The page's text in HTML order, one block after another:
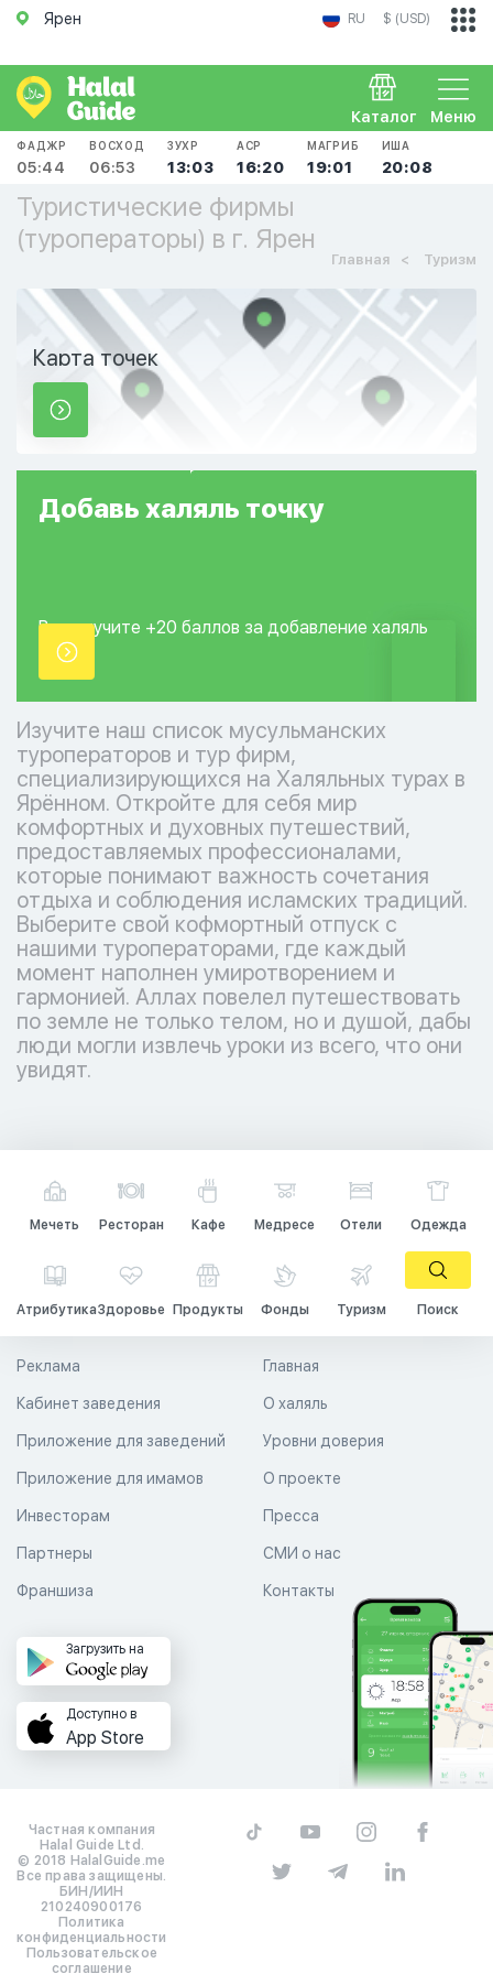
Ярен RU $ (USD)
Меню
Каталог
ФАДЖР
05:44
ВОСХОД
06:53
ЗУХР
13:03
АСР
16:20
МАГРИБ
19:01
ИША
20:08
Туристические фирмы
(туроператоры) в г. Ярен
Главная Туризм
Карта точек
Добавь халяль точку
Вы получите +20 баллов за добавление халяль
точки.
Изучите наш список мусульманских
туроператоров и тур фирм,
специализирующихся на Халяльных турах в
Ярённом. Откройте для себя мир
комфортных и духовных путешествий,
предоставляемых профессионалами,
которые понимают важность сочетания
отдыха и соблюдения исламских традиций.
Выберите свой кофмортный отпуск с
нашими туроператорами, где каждый
момент наполнен умиротворением и
гармонией. Аллах повелел путешествовать
по земле не только телом, но и душой, дабы
люди могли извлечь уроки из всего, что они
увидят.
Мечеть Ресторан Кафе Медресе Отели Одежда
АтрибутикаЗдоровье Продукты Фонды Туризм Поиск
Главная
О халяль
Уровни доверия
Реклама
Кабинет заведения
Приложение для заведений
Приложение для имамов О проекте
Пресса
СМИ о нас
Контакты
Инвесторам
Партнеры
Франшиза
Загрузить на
Доступно в
App Store
Частная компания
Halal Guide Ltd.
© 2018 HalalGuide.me
Все права защищены.
БИН/ИИН
210240900176
Политика
конфиденциальности
Пользовательское
соглашение